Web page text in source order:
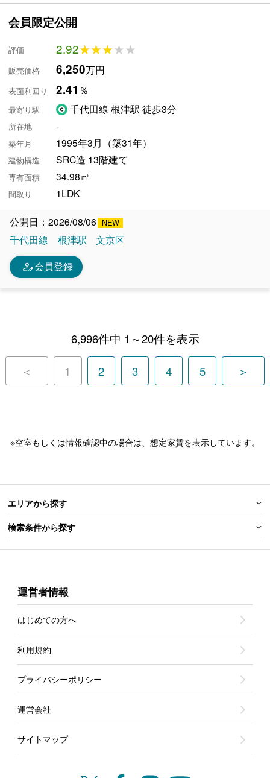
会員限定公開
評価 2.92★★★★★
★★★★★
販売価格 6,250万円
表面利回り 2.41 ％
最寄り駅 千代田線 根津駅 徒歩3分
所在地 -
築年月 1995年3月（築31年）
建物構造 SRC造 13階建て
専有面積 34.98㎡
間取り 1LDK
公開日：2026/08/06
千代田線
根津駅 文京区
person_edit会員登録
6,996件中 1～20件を表示
＜ 1 2 3 4 5 ＞
※空室もしくは情報確認中の場合は、想定家賃を表示しています。
エリアから探す
検索条件から探す
運営者情報
はじめての方へ
利用規約
プライバシーポリシー
運営会社
サイトマップ